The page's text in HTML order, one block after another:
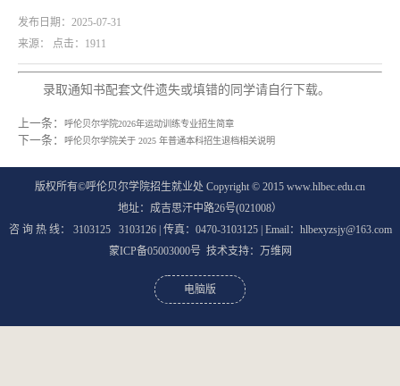
发布日期：2025-07-31
来源： 点击： 1911
录取通知书配套文件遗失或填错的同学请自行下载。
上一条： 呼伦贝尔学院2026年运动训练专业招生简章
下一条： 呼伦贝尔学院关于 2025 年普通本科招生退档相关说明
版权所有©呼伦贝尔学院招生就业处 Copyright © 2015 www.hlbec.edu.cn
地址：成吉思汗中路26号(021008）
咨 询 热 线： 3103125 3103126 | 传真：0470-3103125| Email：hlbexyzsjy@163.com
蒙ICP备05003000号技术支持： 万维网
电脑版